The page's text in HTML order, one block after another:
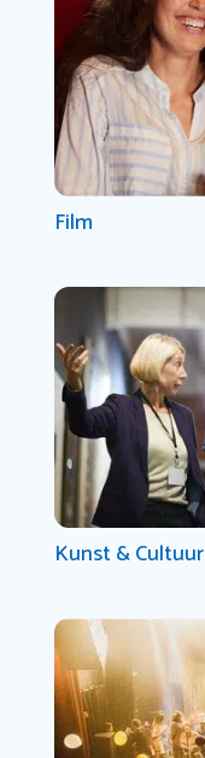
Film
Kunst & Cultuur